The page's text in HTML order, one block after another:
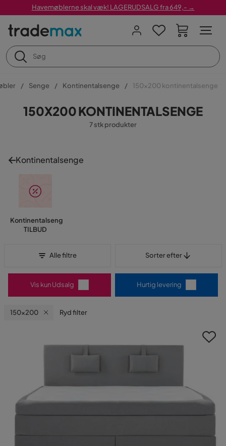
Havemøblerne skal væk! LAGERUDSALG fra 649,- →
Senge Kontinentalsenge 150x200 kontinentalsenge
150X200 KONTINENTALSENGE
7 stk produkter
Kontinentalsenge
Kontinentalseng
TILBUD
Alle filtre Sorter efter
Vis kun Udsalg Hurtig levering
150x200 Ryd filter